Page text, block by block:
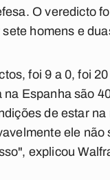
O veredicto
homens e
foi 9 a 0, foi
Espanha são
de estar
ele
explicou